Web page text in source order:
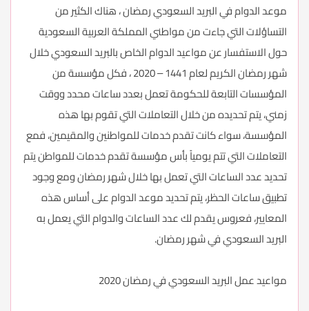
موعد الدوام في البريد السعودي رمضان ، هناك الكثير من
التساؤلات التي جاءت من مواطني المملكة العربية السعودية
حول الاستفسار عن مواعيد الدوام الخاص بالبريد السعودي خلال
شهر رمضان الكريم لعام 1441 – 2020 ، فكل مؤسسة من
المؤسسات التابعة للحكومة تعمل بعدد ساعات محدد ووقت
زمني، يتم تحديده من خلال التعاملات التي تقوم بها هذه
المؤسسة، سواء كانت تقدم خدمات للمواطنين والمقيمين، فمع
التعاملات التي تتم يومياً بأس مؤسسة تقدم خدمات للمواطن يتم
تحديد عدد الساعات التي تعمل بها خلال شهر رمضان ومع وجود
تطبيق ساعات الحظر، يتم تحديد موعد الدوام على أساس هذه
المعايير، فعروس يقدم لك عدد الساعات والدوام التي يعمل به
البريد السعودي في شهر رمضان.
مواعيد عمل البريد السعودي في رمضان 2020